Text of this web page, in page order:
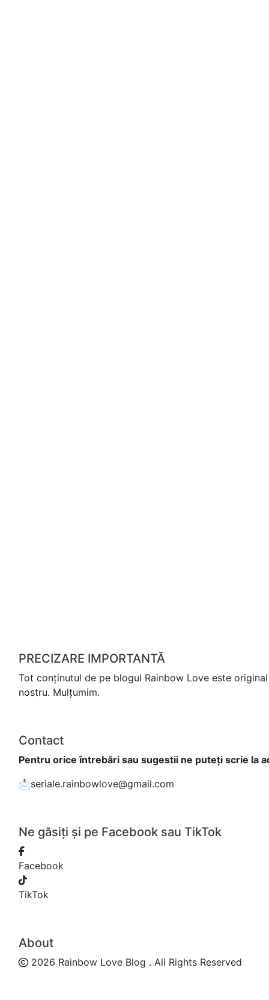
PRECIZARE IMPORTANTĂ
Tot conținutul de pe blogul Rainbow Love este
nostru. Mulțumim.
Contact
Pentru orice întrebări sau sugestii ne puteți scrie la
📩seriale.rainbowlove@gmail.com
Ne găsiți și pe Facebook sau TikTok
Facebook
TikTok
About
2026 Rainbow Love Blog . All Rights Reserved